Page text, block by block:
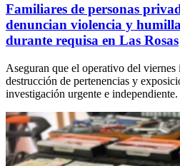
Familiares de personas
denuncian violencia y
durante requisa en Las Rosas
Aseguran que el operativo del viernes
destrucción de pertenencias y
investigación urgente e independiente.